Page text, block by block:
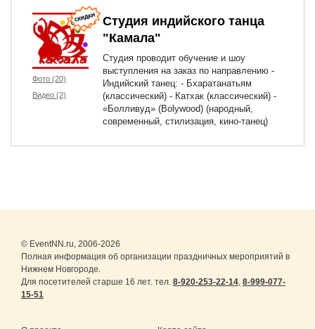
Фото (20)
Видео (2)
Студия индийского танца
"Камала"
Студия проводит обучение и шоу
выступления на заказ по направлению -
Индийский танец: - Бхаратанатьям
(классический) - Катхак (классический) -
«Болливуд» (Bolywood) (народный,
современный, стилизация, кино-танец)
© EventNN.ru, 2006-2026
Полная информация об организации праздничных мероприятий в
Нижнем Новгороде.
Для посетителей старше 16 лет. тел. 8-920-253-22-14, 8-999-077-
15-51